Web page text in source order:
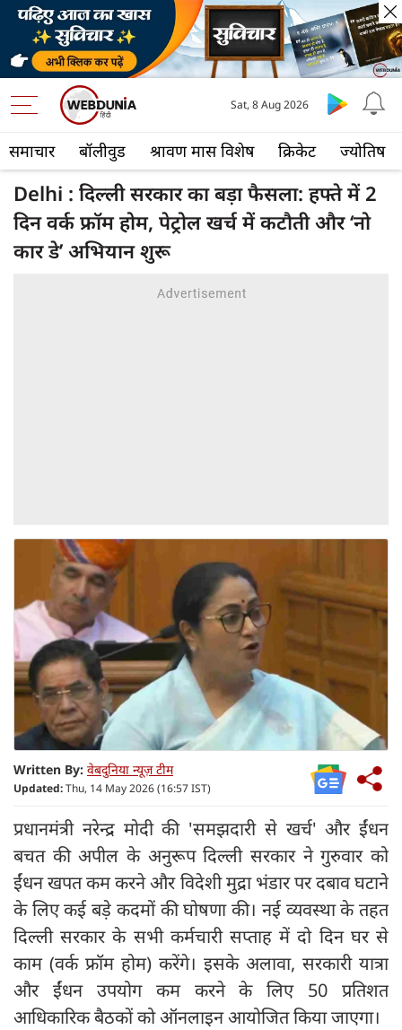
समाचार बॉलीवुड श्रावण मास विशेष क्रिकेट ज्योतिष
Sat, 8 Aug 2026
Delhi : दिल्ली सरकार का बड़ा फैसला: हफ्ते में 2
दिन वर्क फ्रॉम होम, पेट्रोल खर्च में कटौती और ‘नो
कार डे’ अभियान शुरू
Written By: वेबदुनिया न्यूज़ टीम
Updated:Thu, 14 May 2026 (16:57 IST)
प्रधानमंत्री नरेन्द्र मोदी की 'समझदारी से खर्च' और ईंधन
बचत की अपील के अनुरूप दिल्ली सरकार ने गुरुवार को
ईंधन खपत कम करने और विदेशी मुद्रा भंडार पर दबाव घटाने
के लिए कई बड़े कदमों की घोषणा की। नई व्यवस्था के तहत
दिल्ली सरकार के सभी कर्मचारी सप्ताह में दो दिन घर से
काम (वर्क फ्रॉम होम) करेंगे। इसके अलावा, सरकारी यात्रा
और ईंधन उपयोग कम करने के लिए 50 प्रतिशत
आधिकारिक बैठकों को ऑनलाइन आयोजित किया जाएगा।